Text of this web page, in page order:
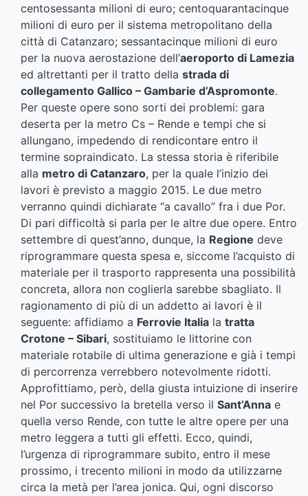
centosessanta milioni di euro; centoquarantacinque
milioni di euro per il sistema metropolitano della
città di Catanzaro; sessantacinque milioni di euro
per la nuova aerostazione dell’aeroporto di Lamezia
ed altrettanti per il tratto della strada di
collegamento Gallico – Gambarie d’Aspromonte.
Per queste opere sono sorti dei problemi: gara
deserta per la metro Cs – Rende e tempi che si
allungano, impedendo di rendicontare entro il
termine sopraindicato. La stessa storia è riferibile
alla metro di Catanzaro, per la quale l’inizio dei
lavori è previsto a maggio 2015. Le due metro
verranno quindi dichiarate “a cavallo” fra i due Por.
Di pari difficoltà si parla per le altre due opere. Entro
settembre di quest’anno, dunque, la Regione deve
riprogrammare questa spesa e, siccome l’acquisto di
materiale per il trasporto rappresenta una possibilità
concreta, allora non coglierla sarebbe sbagliato. Il
ragionamento di più di un addetto ai lavori è il
seguente: affidiamo a Ferrovie Italia la tratta
Crotone – Sibari, sostituiamo le littorine con
materiale rotabile di ultima generazione e già i tempi
di percorrenza verrebbero notevolmente ridotti.
Approfittiamo, però, della giusta intuizione di inserire
nel Por successivo la bretella verso il Sant’Anna e
quella verso Rende, con tutte le altre opere per una
metro leggera a tutti gli effetti. Ecco, quindi,
l’urgenza di riprogrammare subito, entro il mese
prossimo, i trecento milioni in modo da utilizzarne
circa la metà per l’area jonica. Qui, ogni discorso